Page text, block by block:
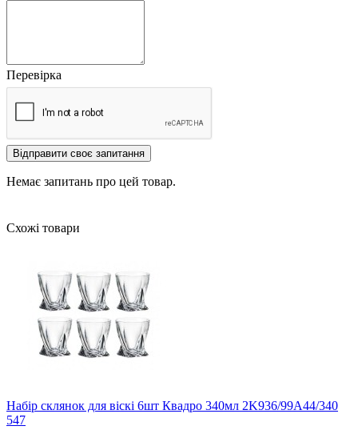
Перевірка
Відправити своє запитання
Немає запитань про цей товар.
Схожі товари
Набір склянок для віскі 6шт Квадро 340мл 2K936/99A44/340
547